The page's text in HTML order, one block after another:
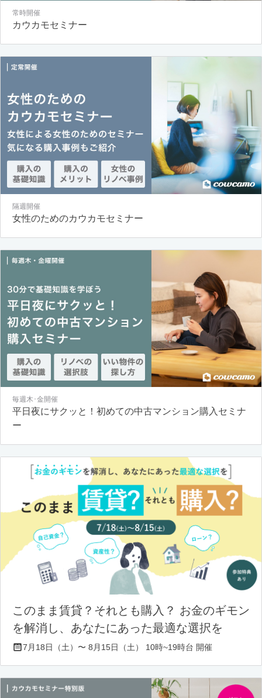
常時開催
カウカモセミナー
隔週開催
女性のためのカウカモセミナー
毎週木･金開催
平日夜にサクッと！初めての中古マンション購入セミナ
ー
このまま賃貸？それとも購入？ お金のギモン
を解消し、あなたにあった最適な選択を
7月18日（土）〜 8月15日（土） 10時~19時台 開催